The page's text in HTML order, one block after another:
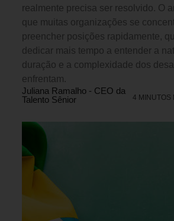
realmente precisa ser resolvido. O
que muitas organizações se
preencher posições rapidamente,
dedicar mais tempo a entender a
duração e a complexidade dos
enfrentam.
Juliana Ramalho - CEO da
Talento Sênior
4 MINUTOS